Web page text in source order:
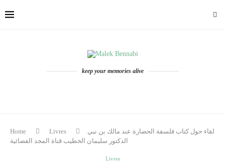
keep your memories alive
Home Livres
لقاء حول كتاب فلسفة الحضارة عند مالك بن نبي
الدكتور سليمان الخطيب قناة المجد الفضائية
Livres